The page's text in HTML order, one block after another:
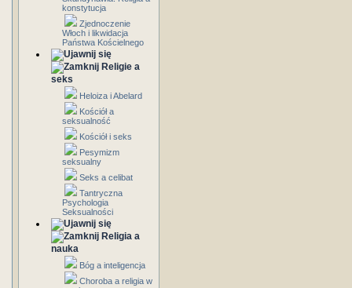
konstytucja
Zjednoczenie
Włoch i likwidacja
Państwa Kościelnego
Religie a
seks
Heloiza i Abelard
Kościół a
seksualność
Kościół i seks
Pesymizm
seksualny
Seks a celibat
Tantryczna
Psychologia
Seksualności
Religia a
nauka
Bóg a inteligencja
Choroba a religia w